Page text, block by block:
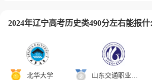
2024年辽宁高考历史类490分左右能报
北华大学 山东交通职业学院